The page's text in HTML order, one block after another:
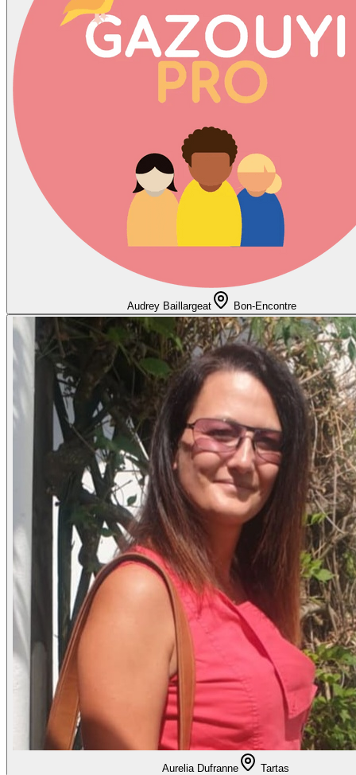
Audrey Baillargeat Bon-Encontre
Aurelia Dufranne Tartas